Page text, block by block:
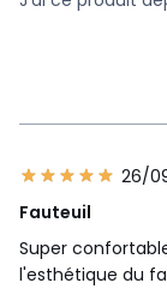
26/
Fauteuil
Super
l'esthétique du